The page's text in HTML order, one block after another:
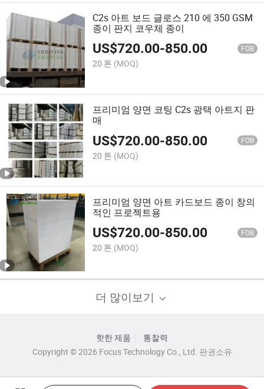
C2s 아트 보드 글로스 210 에 350 GSM
종이 판지 코우체 종이
US$720.00-850.00 FOB
20 톤 (MOQ)
프리미엄 양면 코팅 C2s 광택 아트지 판
매
US$720.00-850.00 FOB
20 톤 (MOQ)
프리미엄 양면 아트 카드보드 종이 창의
적인 프로젝트용
US$720.00-850.00 FOB
20 톤 (MOQ)
더 많이보기
핫한 제품
통찰력
Copyright © 2026 Focus Technology Co., Ltd. 판권소유